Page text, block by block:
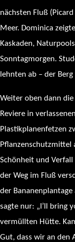
nächsten Fluß
Meer. Dominica
Kaskaden,
Sonntagmorgen.
lehnten ab – der
Weiter oben dann
Reviere in
Plastikplanenfetzen
Pflanzenschutzmittel
Schönheit und Verfall
der Weg im Fluß
der
sagte nur: „I’ll bring
vermüllten Hütte.
Gut, dass wir an den